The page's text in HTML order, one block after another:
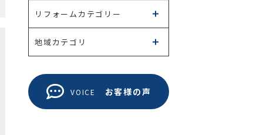
リフォームカテゴリー
地域カテゴリ
VOICE お客様の声